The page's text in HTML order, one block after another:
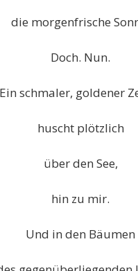
die morgenfrische
Doch. Nun.
Ein schmaler, goldener
huscht plötzlich
über den See,
hin zu mir.
Und in den Bäumen